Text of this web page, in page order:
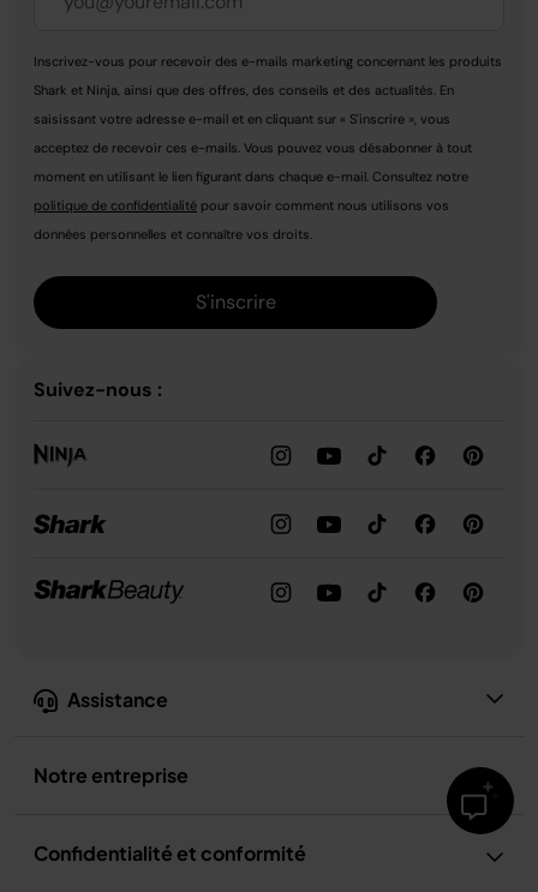
Assistance
Notre entreprise
Confidentialité et conformité
Inscrivez-vous pour recevoir des e-mails marketing concernant les produits
Shark et Ninja, ainsi que des offres, des conseils et des actualités. En
saisissant votre adresse e-mail et en cliquant sur « S'inscrire », vous
acceptez de recevoir ces e-mails. Vous pouvez vous désabonner à tout
moment en utilisant le lien figurant dans chaque e-mail. Consultez notre
politique de confidentialité pour savoir comment nous utilisons vos
données personnelles et connaître vos droits.
S'inscrire
Suivez-nous :